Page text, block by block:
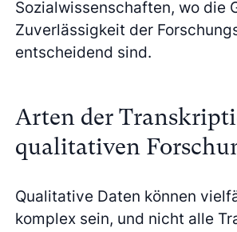
Sozialwissenschaften, wo die
Zuverlässigkeit der
entscheidend sind.
Arten der
qualitativen
Qualitative Daten können
komplex sein, und nicht alle